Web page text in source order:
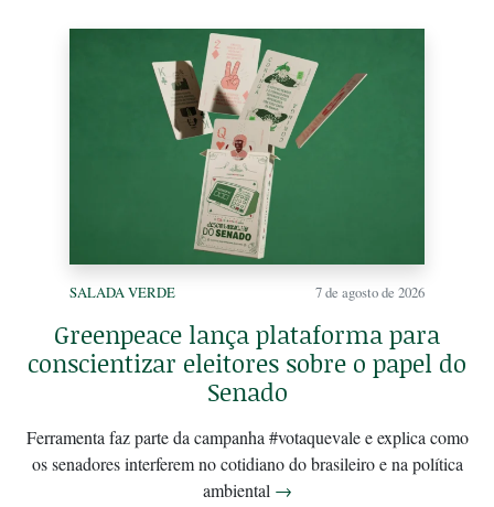
SALADA VERDE 7 de agosto de 2026
Greenpeace lança plataforma para
conscientizar eleitores sobre o papel do
Senado
Ferramenta faz parte da campanha #votaquevale e explica como
os senadores interferem no cotidiano do brasileiro e na política
ambiental →